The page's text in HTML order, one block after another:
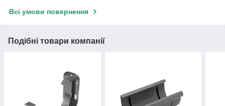
Всі умови повернення
Подібні товари компанії